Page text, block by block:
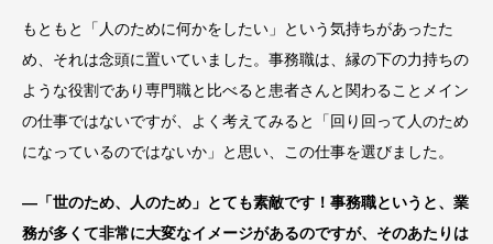
もともと「人のために何かをしたい」という気持ちがあったた
め、それは念頭に置いていました。事務職は、縁の下の力持ちの
ような役割であり専門職と比べると患者さんと関わることメイン
の仕事ではないですが、よく考えてみると「回り回って人のため
になっているのではないか」と思い、この仕事を選びました。
―「世のため、人のため」とても素敵です！事務職というと、業
務が多くて非常に大変なイメージがあるのですが、そのあたりは